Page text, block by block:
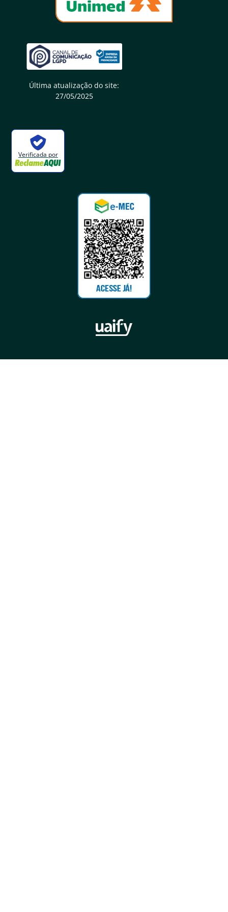
Última atualização do site:
27/05/2025
Verificada por